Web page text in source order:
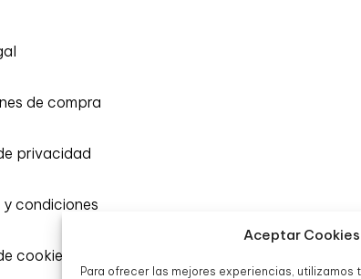
Aceptar Cookies
Para ofrecer las mejores experiencias, utilizamos
de compra
privacidad
y condiciones
cookies